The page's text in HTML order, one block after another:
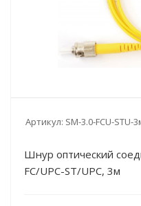
Артикул: SM-3.0-FCU-STU-
Шнур оптический
FC/UPC-ST/UPC, 3м